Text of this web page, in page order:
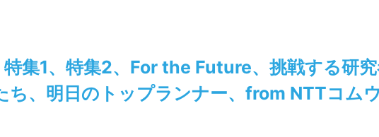
集1、特集2、For the Future、挑戦する研
ち、明日のトップランナー、from NTTコム